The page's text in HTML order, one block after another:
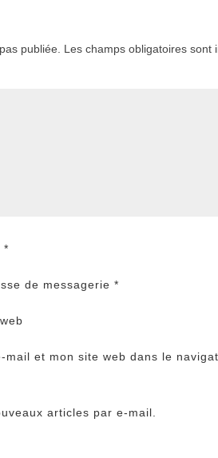
publiée.
Les champs obligatoires sont
*
de messagerie *
mail et mon site web dans le
articles par e-mail.